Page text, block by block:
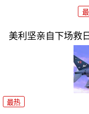
美利坚亲自下场救
最热